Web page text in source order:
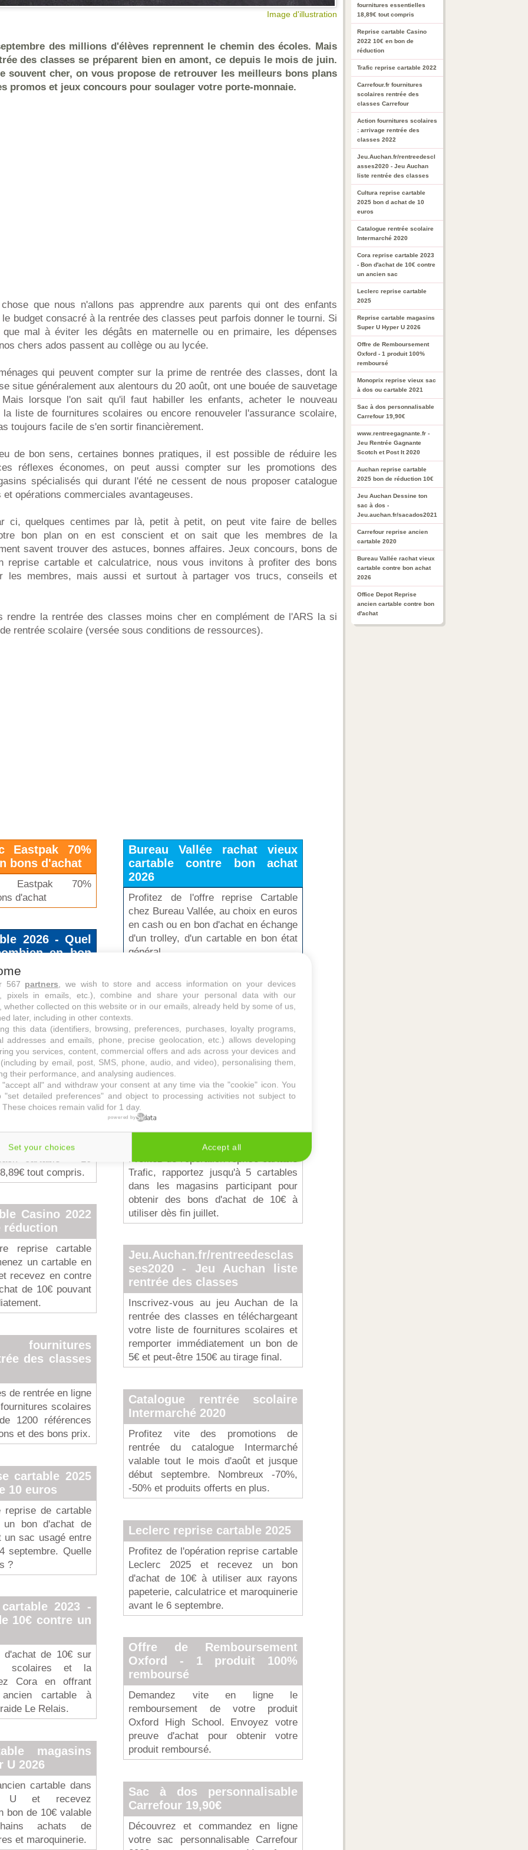
Image d'illustration
des millions d'élèves reprennent le chemin des écoles. Mais
des classes se préparent bien en amont, ce depuis le mois de juin.
souvent cher, on vous propose de retrouver les meilleurs bons plans
promos et jeux concours pour soulager votre porte-monnaie.
que nous n'allons pas apprendre aux parents qui ont des enfants
budget consacré à la rentrée des classes peut parfois donner le tourni. Si
mal à éviter les dégâts en maternelle ou en primaire, les dépenses
chers ados passent au collège ou au lycée.
qui peuvent compter sur la prime de rentrée des classes, dont la
situe généralement aux alentours du 20 août, ont une bouée de sauvetage
lorsque l'on sait qu'il faut habiller les enfants, acheter le nouveau
liste de fournitures scolaires ou encore renouveler l'assurance scolaire,
toujours facile de s'en sortir financièrement.
de bon sens, certaines bonnes pratiques, il est possible de réduire les
réflexes économes, on peut aussi compter sur les promotions des
spécialisés qui durant l'été ne cessent de nous proposer catalogue
opérations commerciales avantageuses.
ci, quelques centimes par là, petit à petit, on peut vite faire de belles
bon plan on en est conscient et on sait que les membres de la
savent trouver des astuces, bonnes affaires. Jeux concours, bons de
reprise cartable et calculatrice, nous vous invitons à profiter des bons
les membres, mais aussi et surtout à partager vos trucs, conseils et
rendre la rentrée des classes moins cher en complément de l'ARS la si
rentrée scolaire (versée sous conditions de ressources).
Eastpak 70%
bons d'achat
Eastpak 70%
d'achat
2026 - Quel
en bon
des opérations
2026 et profitez de
en fonction
de vos magasins
10 fournitures
18,89€ tout
rentrée des
chez Aldi avec
cartable + 10
tout compris.
Casino 2022
réduction
reprise cartable
un cartable en
recevez en contre
de 10€ pouvant
fournitures
des classes
de rentrée en ligne
scolaires
1200 références
et des bons prix.
cartable 2025
10 euros
reprise de cartable
un bon d'achat de
un sac usagé entre
septembre. Quelle
?
2023 -
10€ contre un
d'achat de 10€ sur
scolaires et la
Cora en offrant
cartable à
Le Relais.
magasins
U 2026
cartable dans
U et recevez
bon de 10€ valable
achats de
et maroquinerie.
Bureau Vallée rachat vieux
cartable contre bon achat
2026
Profitez de l'offre reprise Cartable
chez Bureau Vallée, au choix en euros
en cash ou en bon d'achat en échange
d'un trolley, d'un cartable en bon état
général.
Action fournitures scolaires :
arrivage rentrée des classes
2022
Profitez de l'arrivage Action de
fournitures scolaires à petits prix :
trousses, cartables, stylos, agendas,
chemises, ... une large sélection à
découvrir.
Trafic, rapportez jusqu'à 5 cartables
dans les magasins participant pour
obtenir des bons d'achat de 10€ à
utiliser dès fin juillet.
Jeu.Auchan.fr/rentreedesclas
ses2020 - Jeu Auchan liste
rentrée des classes
Inscrivez-vous au jeu Auchan de la
rentrée des classes en téléchargeant
votre liste de fournitures scolaires et
remporter immédiatement un bon de
5€ et peut-être 150€ au tirage final.
Catalogue rentrée scolaire
Intermarché 2020
Profitez vite des promotions de
rentrée du catalogue Intermarché
valable tout le mois d'août et jusque
début septembre. Nombreux -70%,
-50% et produits offerts en plus.
Leclerc reprise cartable 2025
Profitez de l'opération reprise cartable
Leclerc 2025 et recevez un bon
d'achat de 10€ à utiliser aux rayons
papeterie, calculatrice et maroquinerie
avant le 6 septembre.
Offre de Remboursement
Oxford - 1 produit 100%
remboursé
Demandez vite en ligne le
remboursement de votre produit
Oxford High School. Envoyez votre
preuve d'achat pour obtenir votre
produit remboursé.
Sac à dos personnalisable
Carrefour 19,90€
Découvrez et commandez en ligne
votre sac personnalisable Carrefour
fournitures essentielles
18,89€ tout compris
Reprise cartable Casino
2022 10€ en bon de
réduction
Trafic reprise cartable 2022
Carrefour.fr fournitures
scolaires rentrée des
classes Carrefour
Action fournitures scolaires
: arrivage rentrée des
classes 2022
Jeu.Auchan.fr/rentreedescl
asses2020 - Jeu Auchan
liste rentrée des classes
Cultura reprise cartable
2025 bon d achat de 10
euros
Catalogue rentrée scolaire
Intermarché 2020
Cora reprise cartable 2023
- Bon d'achat de 10€ contre
un ancien sac
Leclerc reprise cartable
2025
Reprise cartable magasins
Super U Hyper U 2026
Offre de Remboursement
Oxford - 1 produit 100%
remboursé
Monoprix reprise vieux sac
à dos ou cartable 2021
Sac à dos personnalisable
Carrefour 19,90€
www.rentreegagnante.fr -
Jeu Rentrée Gagnante
Scotch et Post It 2020
Auchan reprise cartable
2025 bon de réduction 10€
Jeu Auchan Dessine ton
sac à dos -
Jeu.auchan.fr/sacados2021
Carrefour reprise ancien
cartable 2020
Bureau Vallée rachat vieux
cartable contre bon achat
2026
Office Depot Reprise
ancien cartable contre bon
d'achat
567 partners , we wish to store and access information on your devices
pixels in emails, etc.), combine and share your personal data with our
whether collected on this website or in our emails, already held by some of us,
later, including in other contexts.
this data (identifiers, browsing, preferences, purchases, loyalty programs,
addresses and emails, phone, precise geolocation, etc.) allows developing
you services, content, commercial offers and ads across your devices and
by email, post, SMS, phone, audio, and video), personalising them,
their performance, and analysing audiences.
"accept all" and withdraw your consent at any time via the "cookie" icon. You
"set detailed preferences" and object to processing activities not subject to
These choices remain valid for 1 day.
powered by
Set your choices Accept all